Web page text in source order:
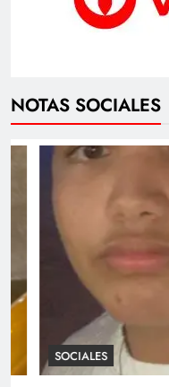
NOTAS SOCIALES
SOCIALES